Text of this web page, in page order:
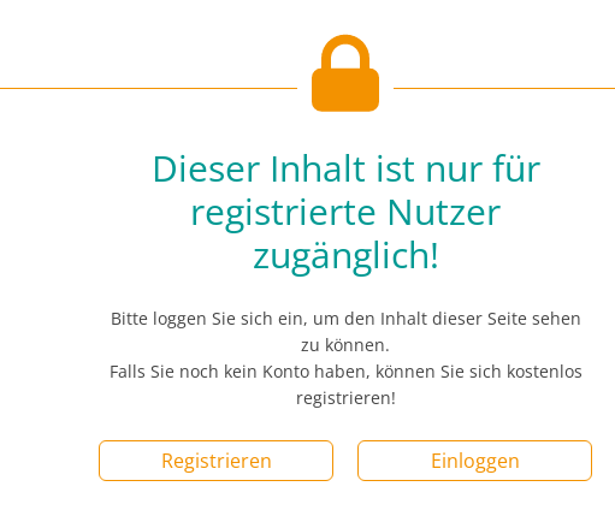
Dieser Inhalt ist nur für
registrierte Nutzer
zugänglich!
Bitte loggen Sie sich ein, um den Inhalt dieser Seite sehen
zu können.
Falls Sie noch kein Konto haben, können Sie sich kostenlos
registrieren!
Registrieren Einloggen